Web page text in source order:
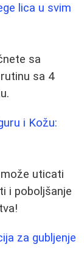
lica u svim
sa
sa 4
i Kožu:
uticati
i poboljšanje
za gubljenje